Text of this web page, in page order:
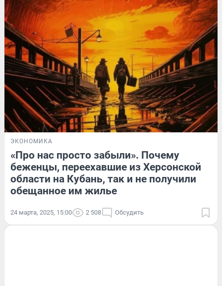
ЭКОНОМИКА
«Про нас просто забыли». Почему
беженцы, переехавшие из Херсонской
области на Кубань, так и не получили
обещанное им жилье
24 марта, 2025, 15:00 2 508 Обсудить